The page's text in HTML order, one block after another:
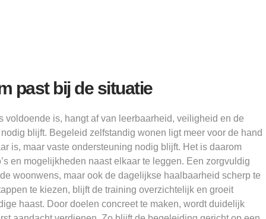
past bij de situatie
voldoende is, hangt af van leerbaarheid, veiligheid en de
blijft. Begeleid zelfstandig wonen ligt meer voor de hand
is, maar vaste ondersteuning nodig blijft. Het is daarom
en mogelijkheden naast elkaar te leggen. Een zorgvuldig
woonwens, maar ook de dagelijkse haalbaarheid scherp te
te kiezen, blijft de training overzichtelijk en groeit
haast. Door doelen concreet te maken, wordt duidelijk